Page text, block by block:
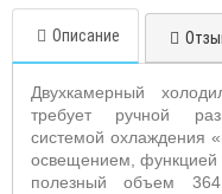
Описание
Двухкамерный
требует ручной
системой охлаждения
освещением,
полезный объем